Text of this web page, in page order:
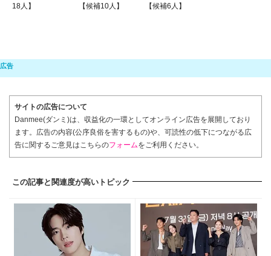
18人】
【候補10人】
【候補6人】
サイトの広告について
Danmee(ダンミ)は、収益化の一環としてオンライン広告を展開しており
ます。広告の内容(公序良俗を害するもの)や、可読性の低下につながる広
告に関するご意見はこちらのフォームをご利用ください。
この記事と関連度が高いトピック